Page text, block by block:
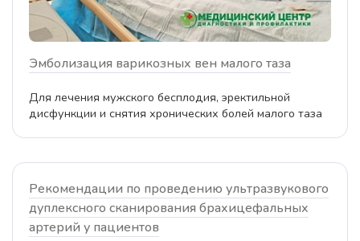
Эмболизация варикозных вен малого таза
Для лечения мужского бесплодия, эректильной
дисфункции и снятия хронических болей малого таза
Рекомендации по проведению ультразвукового
дуплексного сканирования брахицефальных
артерий у пациентов